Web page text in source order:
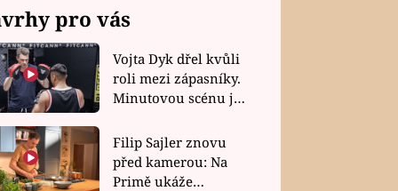
pro vás
Vojta Dyk dřel kvůli
roli mezi zápasníky.
Minutovou scénu jel
Filip Sajler znovu
před kamerou: Na
Primě ukáže